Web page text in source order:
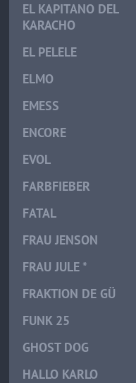
EL KAPITANO DEL
KARACHO
EL PELELE
ELMO
EMESS
ENCORE
EVOL
FARBFIEBER
FATAL
FRAU JENSON
FRAU JULE *
FRAKTION DE GÜ
FUNK 25
GHOST DOG
HALLO KARLO